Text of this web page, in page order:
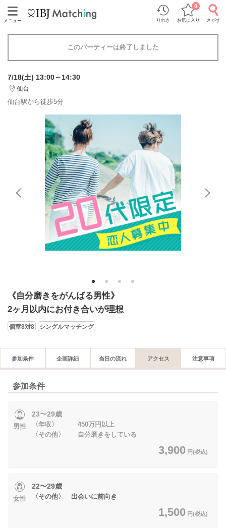
メニュー りれき お気に入り
0
さがす
このパーティーは終了しました
7/18(土) 13:00～14:30
仙台
仙台駅から徒歩5分
1 2 3 4
《自分磨きをがんばる男性》
2ヶ月以内にお付き合いが理想
個室8対8 シングルマッチング
参加条件 企画詳細 当日の流れ アクセス 注意事項
参加条件
男性
23〜29歳
〈年収〉 450万円以上
〈その他〉 自分磨きをしている
3,900 円(税込)
女性
22〜29歳
〈その他〉 出会いに前向き
1,500 円(税込)